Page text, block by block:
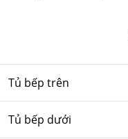
Tủ bếp trên
Tủ bếp dưới